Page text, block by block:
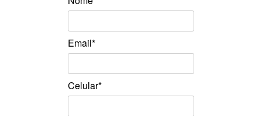
Email*
Celular*